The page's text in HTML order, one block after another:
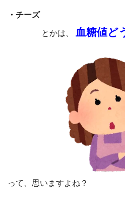
・チーズ
とかは、
血糖値ど
って、思いますよね？